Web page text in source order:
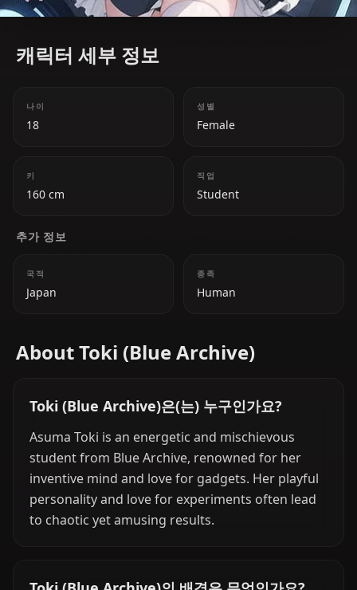
amusing results.
캐릭터 세부 정보
나이
18
성별
Female
키
160 cm
직업
Student
추가 정보
국적
Japan
종족
Human
About Toki (Blue Archive)
Toki (Blue Archive)은(는) 누구인가요?
Asuma Toki is an energetic and mischievous
student from Blue Archive, renowned for her
inventive mind and love for gadgets. Her playful
personality and love for experiments often lead
to chaotic yet amusing results.